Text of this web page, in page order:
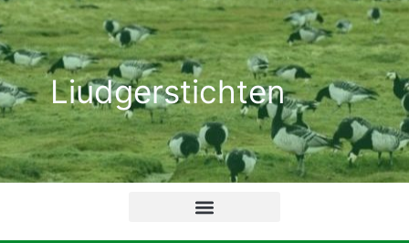
Ga
naar
de
inhoudLiudgerstichten